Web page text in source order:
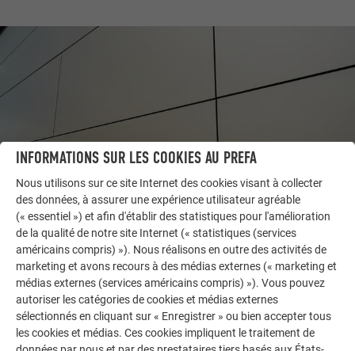
LAISSEZ-VOUS INSPIRER
AUTRES BÂTIMENTS
La galerie de références PREFA démontre la
polyvalence de l’aluminium. Découvrez d’autres projets
impressionnants avec les solutions en aluminium
durables de PREFA pour toitures, systèmes solaires et
INFORMATIONS SUR LES COOKIES AU PREFA
Nous utilisons sur ce site Internet des cookies visant à collecter
des données, à assurer une expérience utilisateur agréable
(« essentiel ») et afin d'établir des statistiques pour l'amélioration
de la qualité de notre site Internet (« statistiques (services
américains compris) »). Nous réalisons en outre des activités de
marketing et avons recours à des médias externes (« marketing et
médias externes (services américains compris) »). Vous pouvez
autoriser les catégories de cookies et médias externes
sélectionnés en cliquant sur « Enregistrer » ou bien accepter tous
les cookies et médias. Ces cookies impliquent le traitement de